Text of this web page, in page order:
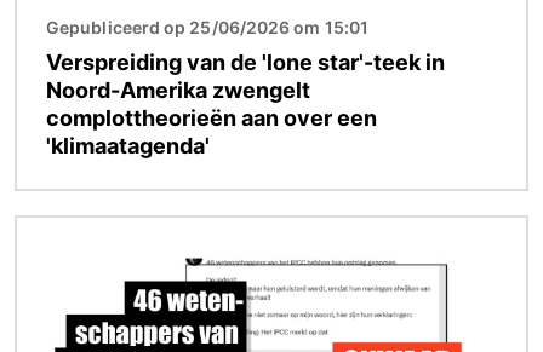
Gepubliceerd op 25/06/2026 om 15:01
Verspreiding van de 'lone star'-teek in
Noord-Amerika zwengelt
complottheorieën aan over een
'klimaatagenda'